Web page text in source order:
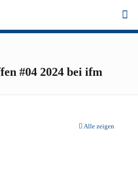
#04 2024 bei ifm
Alle zeigen